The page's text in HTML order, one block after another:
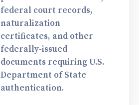
federal court records,
naturalization
certificates, and other
federally-issued
documents requiring U.S.
Department of State
authentication.